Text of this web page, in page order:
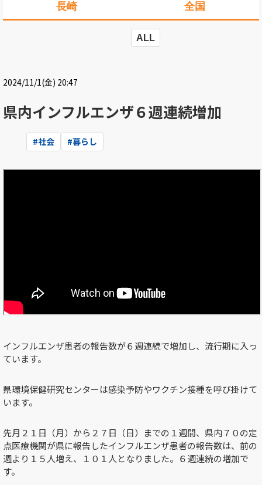
長崎 全国
ALL
2024/11/1(金) 20:47
県内インフルエンザ６週連続増加
#社会 #暮らし
インフルエンザ患者の報告数が６週連続で増加し、流行期に入っ
ています。
県環境保健研究センターは感染予防やワクチン接種を呼び掛けて
います。
先月２１日（月）から２７日（日）までの１週間、県内７０の定
点医療機関が県に報告したインフルエンザ患者の報告数は、前の
週より１５人増え、１０１人となりました。６週連続の増加で
す。